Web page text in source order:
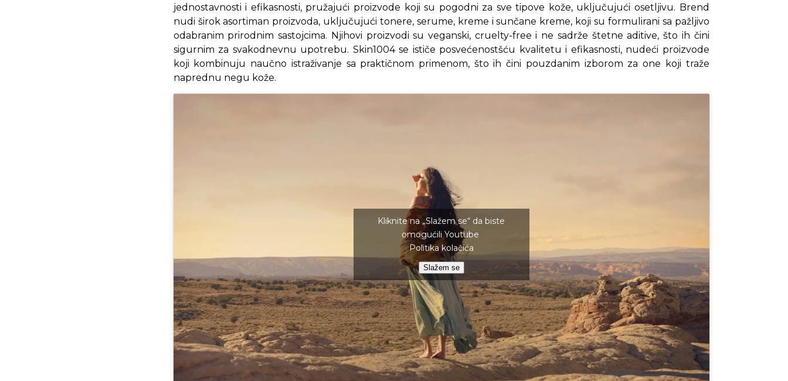
jednostavnosti i efikasnosti, pružajući proizvode koji su pogodni za sve tipove kože, uključujući osetljivu. Brend
nudi širok asortiman proizvoda, uključujući tonere, serume, kreme i sunčane kreme, koji su formulirani sa pažljivo
odabranim prirodnim sastojcima. Njihovi proizvodi su veganski, cruelty-free i ne sadrže štetne aditive, što ih čini
sigurnim za svakodnevnu upotrebu. Skin1004 se ističe posvećenostšću kvalitetu i efikasnosti, nudeći proizvode
koji kombinuju naučno istraživanje sa praktičnom primenom, što ih čini pouzdanim izborom za one koji traže
naprednu negu kože.
Kliknite na „Slažem se“ da biste
omogućili Youtube
Politika kolačića
Slažem se